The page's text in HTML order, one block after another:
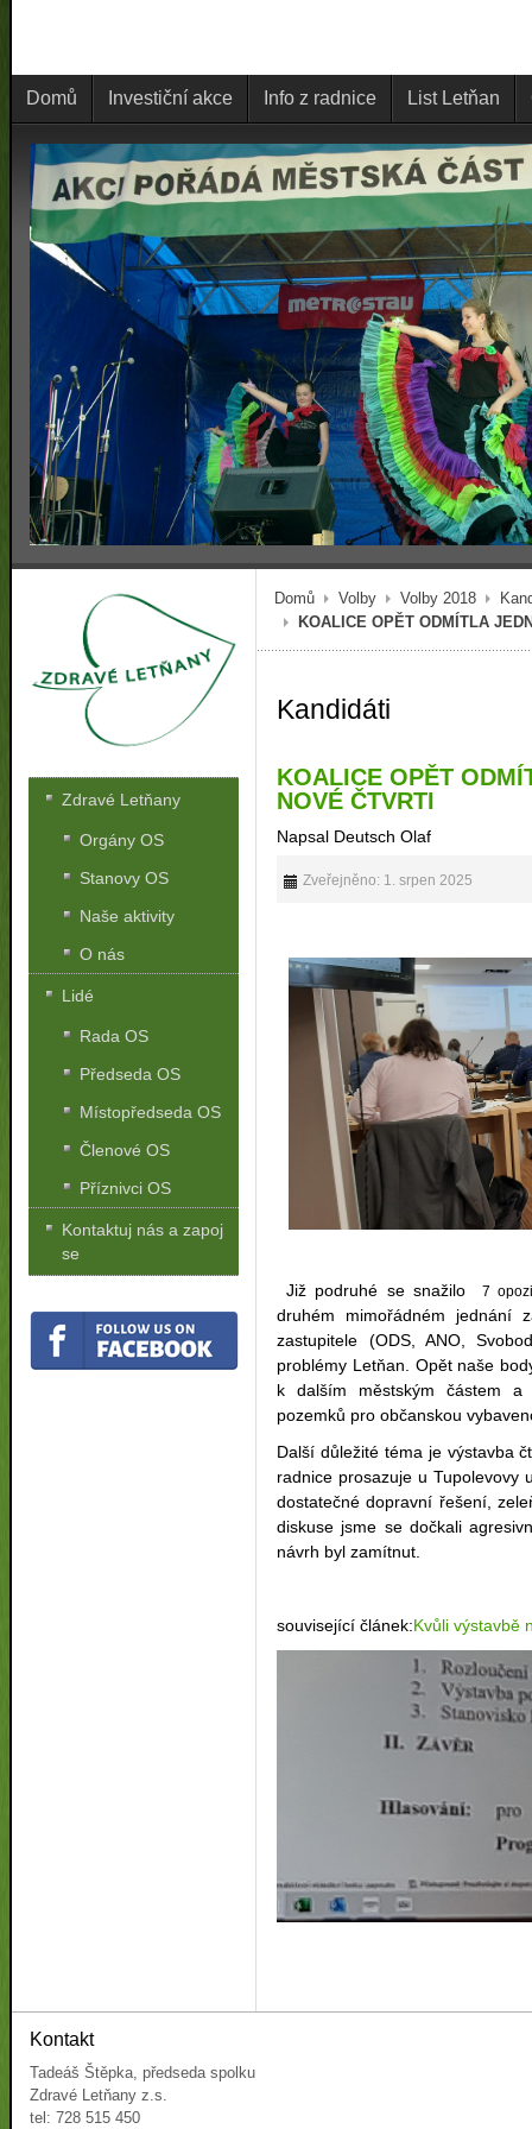
Domů Investiční akce Info z radnice List Letňan
Domů Volby Volby 2018
KOALICE OPĚT ODMÍTLA
Kandidáti
KOALICE OPĚT
NOVÉ ČTVRTI
Napsal Deutsch Olaf
Zveřejněno: 1. srpen 2025
Již podruhé se snažilo 7
druhém mimořádném jednání
zastupitele (ODS, ANO,
problémy Letňan. Opět naše
k dalším městským částem
pozemků pro občanskou
Další důležité téma je výstavba
radnice prosazuje u Tupolevovy
dostatečné dopravní řešení,
diskuse jsme se dočkali
návrh byl zamítnut.
související článek:Kvůli výstavbě
Zdravé Letňany
Orgány OS
Stanovy OS
Naše aktivity
O nás
Lidé
Rada OS
Předseda OS
Místopředseda OS
Členové OS
Příznivci OS
Kontaktuj nás a zapoj
se
Kontakt
Tadeáš Štěpka, předseda spolku
Zdravé Letňany z.s.
tel: 728 515 450